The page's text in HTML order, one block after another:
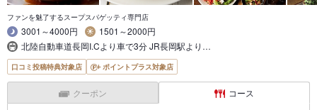
ファンを魅了するスープスパゲッティ専門店
3001～4000円
1501～2000円
北陸自動車道長岡I.Cより車で3分 JR長岡駅より…
口コミ投稿特典対象店 ポイントプラス対象店
クーポン コース